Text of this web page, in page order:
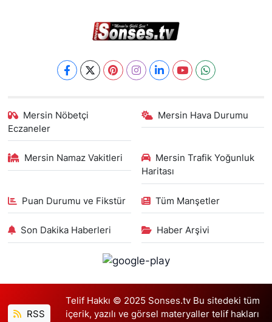
Mersin Nöbetçi
Eczaneler
Mersin Hava Durumu
Mersin Namaz Vakitleri
Mersin Trafik Yoğunluk
Haritası
Puan Durumu ve Fikstür Tüm Manşetler
Son Dakika Haberleri Haber Arşivi
RSS
Telif Hakkı © 2025 Sonses.tv Bu sitedeki tüm
içerik, yazılı ve görsel materyaller telif hakları